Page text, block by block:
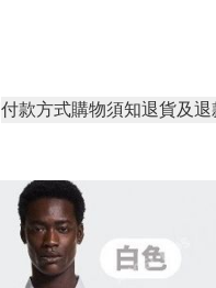
付款方式購物須知退貨及退